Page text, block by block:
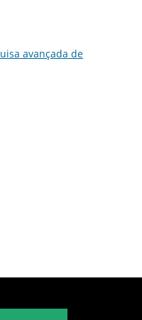
avançada de